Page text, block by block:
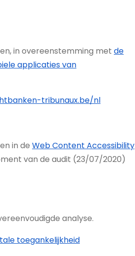
in overeenstemming met de
applicaties van
tribunaux.be/nl
in de Web Content Accessibility
van de audit (23/07/2020)
analyse.
toegankelijkheid